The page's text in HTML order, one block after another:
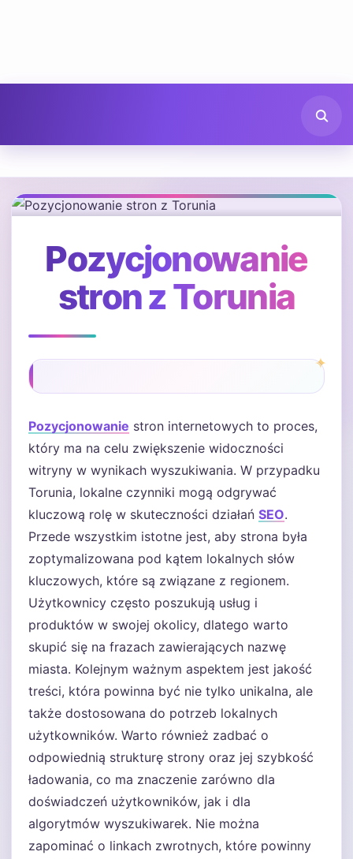
Pozycjonowanie
stron z Torunia
Pozycjonowanie stron internetowych to proces,
który ma na celu zwiększenie widoczności
witryny w wynikach wyszukiwania. W przypadku
Torunia, lokalne czynniki mogą odgrywać
kluczową rolę w skuteczności działań SEO.
Przede wszystkim istotne jest, aby strona była
zoptymalizowana pod kątem lokalnych słów
kluczowych, które są związane z regionem.
Użytkownicy często poszukują usług i
produktów w swojej okolicy, dlatego warto
skupić się na frazach zawierających nazwę
miasta. Kolejnym ważnym aspektem jest jakość
treści, która powinna być nie tylko unikalna, ale
także dostosowana do potrzeb lokalnych
użytkowników. Warto również zadbać o
odpowiednią strukturę strony oraz jej szybkość
ładowania, co ma znaczenie zarówno dla
doświadczeń użytkowników, jak i dla
algorytmów wyszukiwarek. Nie można
zapominać o linkach zwrotnych, które powinny